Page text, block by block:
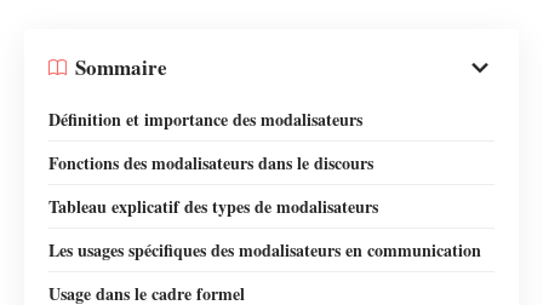
Sommaire
Définition et importance des modalisateurs
Fonctions des modalisateurs dans le discours
Tableau explicatif des types de modalisateurs
Les usages spécifiques des modalisateurs en communication
Usage dans le cadre formel